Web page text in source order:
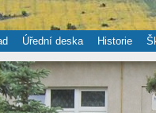
Úřední deska Historie